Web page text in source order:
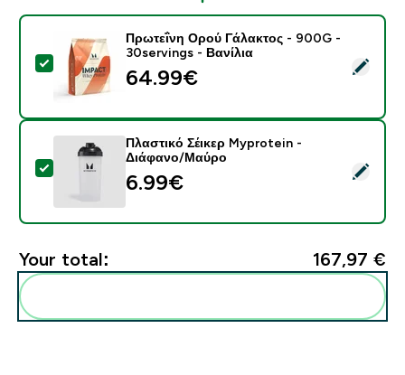
Select this product - Πρωτεΐνη Ορού Γάλακτος -
Πρωτεΐνη Ορού Γάλακτος - 900G -
30servings - Βανίλια
64.99€‎
Select this product - Πλαστικό Σέικερ Myprotein -
Πλαστικό Σέικερ Myprotein -
Διάφανο/Μαύρο
6.99€‎
Your total: 167,97 €‎